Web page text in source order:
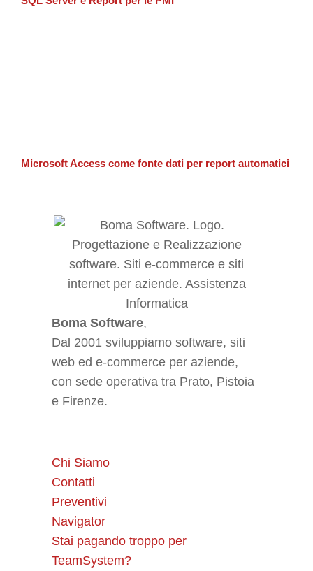
Microsoft Access come fonte dati per report automatici
Boma Software,
Dal 2001 sviluppiamo software, siti
web ed e-commerce per aziende,
con sede operativa tra Prato, Pistoia
e Firenze.
Chi Siamo
Contatti
Preventivi
Navigator
Stai pagando troppo per
TeamSystem?